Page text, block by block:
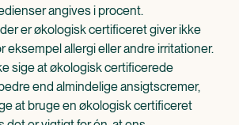
angives i procent.
er økologisk certificeret giver ikke
eksempel allergi eller andre irritationer.
sige at økologisk certificerede
end almindelige ansigtscremer,
at bruge en økologisk certificeret